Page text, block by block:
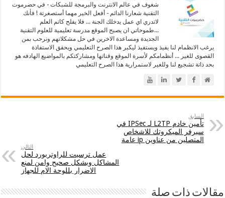
شغوف في عالم الانترنت والبرمجة للشبكات - في حضرموت
التقنية شعارنا الدائم - أفعل الخير مهما أستصغرتة ! فأنك
لاتدري اي عمل يدخلك الجنة ... فلا يفلح كاتم العلم
...طموحاتي ان يصبح الموقع مدرسة تعليمية للعلوم التقنية
الجديدة ومساعدة الاخرين في حل مشكلاتهم ونرحب بمن
يرغب الانظمام لنا يفيذ ويستفيذ ليكبر هذا الصرح التعليمي ويحقق الاستفاذة
القصوى للغير ... أنظمامكم لأسرة الموقع وقناتها ومشاركتكم بالمواضيع الهادفه هو
بحد ذاتة تشجيع لنا وللغير لاستمرارية هذا الصرح التعليمي
السابق
تأمين خادم L2TP لـ IPSec في
سيرفر الميكروتك للاشخاص
المتصلين من عناوين ip عامة
التالي
عمل ترسيت للراوتربورد لحل
المشاكل وبشكل صحيح وامن لمنع
الاضرار بللوحة الام للجهاز
مقالات ذات صلة